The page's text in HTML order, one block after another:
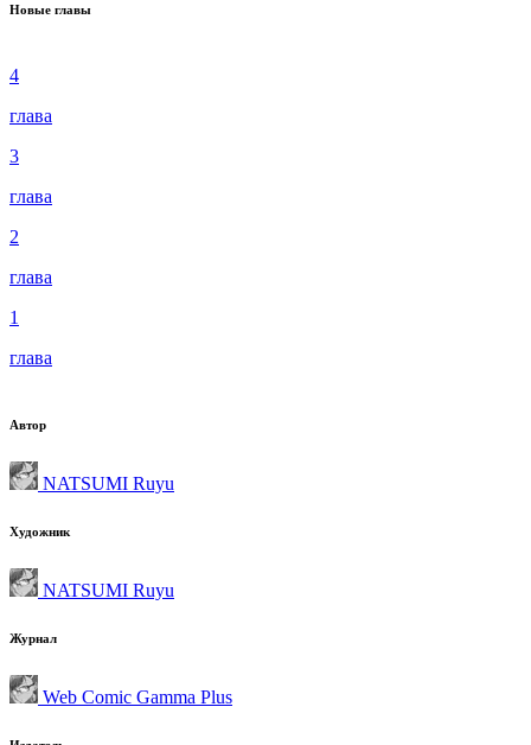
Новые главы
4
глава
3
глава
2
глава
1
глава
Автор
NATSUMI Ruyu
Художник
NATSUMI Ruyu
Журнал
Web Comic Gamma Plus